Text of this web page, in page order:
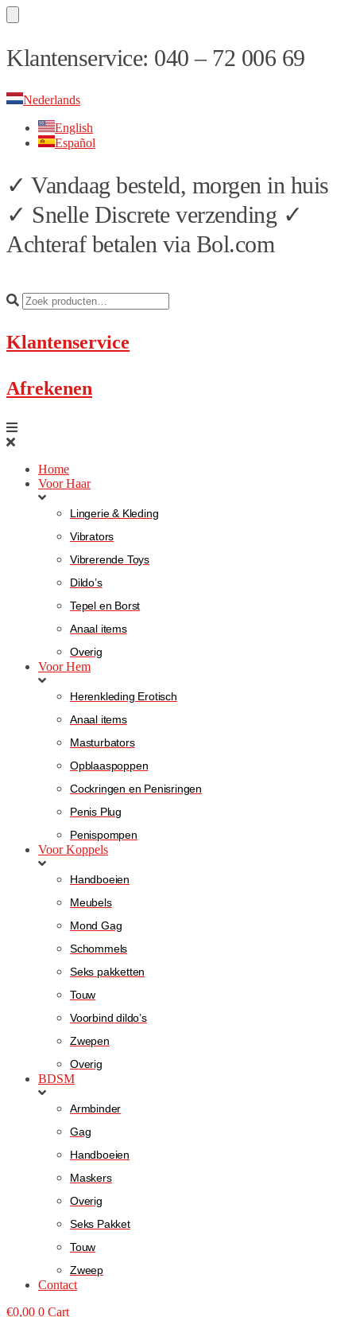
Skip
to
Skip
to
Klantenservice: 040 – 72 006 69
Nederlands
English
Español
✓ Vandaag besteld, morgen in huis
✓ Snelle Discrete verzending ✓
Achteraf betalen via Bol.com
Klantenservice
Afrekenen
Home
Voor Haar
Lingerie & Kleding
Vibrators
Vibrerende Toys
Dildo’s
Tepel en Borst
Anaal items
Overig
Voor Hem
Herenkleding Erotisch
Anaal items
Masturbators
Opblaaspoppen
Cockringen en Penisringen
Penis Plug
Penispompen
Voor Koppels
Handboeien
Meubels
Mond Gag
Schommels
Seks pakketten
Touw
Voorbind dildo’s
Zwepen
Overig
BDSM
Armbinder
Gag
Handboeien
Maskers
Overig
Seks Pakket
Touw
Zweep
Contact
€0,00 0 Cart